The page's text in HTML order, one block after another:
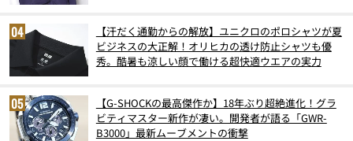
【汗だく通勤からの解放】ユニクロのポロシャツが夏
ビジネスの大正解！オリヒカの透け防止シャツも優
秀。酷暑も涼しい顔で働ける超快適ウエアの実力
【G-SHOCKの最高傑作か】18年ぶり超絶進化！グラ
ビティマスター新作が凄い。開発者が語る「GWR-
B3000」最新ムーブメントの衝撃